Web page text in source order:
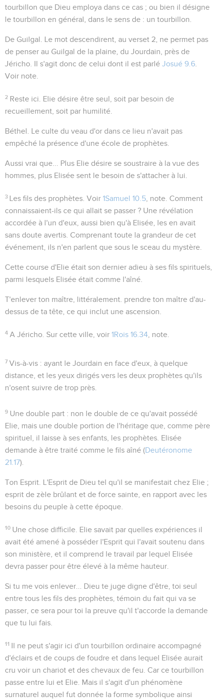
tourbillon que Dieu employa dans ce cas ; ou bien il désigne
le tourbillon en général, dans le sens de : un tourbillon.
De Guilgal . Le mot descendirent , au verset 2, ne permet pas
de penser au Guilgal de la plaine, du Jourdain, près de
Jéricho. Il s'agit donc de celui dont il est parlé Josué 9.6
Voir note.
2 Reste ici . Elie désire être seul, soit par besoin de
recueillement, soit par humilité.
Béthel . Le culte du veau d'or dans ce lieu n'avait pas
empêché la présence d'une école de prophètes.
Aussi vrai que...
Plus Elie désire se soustraire à la vue des
hommes, plus Elisée sent le besoin de s'attacher à lui.
3 Les fils des prophètes . Voir1Samuel 10.5 , note. Comment
connaissaient-ils ce qui allait se passer ? Une révélation
accordée à l'un d'eux, aussi bien qu'à Elisée, les en avait
sans doute avertis. Comprenant toute la grandeur de cet
événement, ils n'en parlent que sous le sceau du mystère.
Cette course d'Elie était son dernier adieu à ses fils spirituels,
parmi lesquels Elisée était comme l'aîné.
T'enlever ton maître , littéralement. prendre ton maître d'au-
dessus de ta tête , ce qui inclut une ascension.
4 A Jéricho . Sur cette ville, voir1Rois 16.34 , note.
7 Vis-à-vis : ayant le Jourdain en face d'eux, à quelque
distance, et les yeux dirigés vers les deux prophètes qu'ils
n'osent suivre de trop près.
9 Une double part : non le double de ce qu'avait possédé
Elie, mais une double portion de l'héritage que, comme père
spirituel, il laisse à ses enfants, les prophètes. Elisée
demande à être traité comme le fils aîné (Deutéronome
21.17).
Ton Esprit . L'Esprit de Dieu tel qu'il se manifestait chez Elie ;
esprit de zèle brûlant et de force sainte, en rapport avec les
besoins du peuple à cette époque.
10 Une chose difficile . Elie savait par quelles expériences il
avait été amené à posséder l'Esprit qui l'avait soutenu dans
son ministère, et il comprend le travail par lequel Elisée
devra passer pour être élevé à la même hauteur.
Si tu me vois enlever...
Dieu te juge digne d'être, toi seul
entre tous les fils des prophètes, témoin du fait qui va se
passer, ce sera pour toi la preuve qu'il t'accorde la demande
que tu lui fais.
11 Il ne peut s'agir ici d'un tourbillon ordinaire accompagné
d'éclairs et de coups de foudre et dans lequel Elisée aurait
cru voir un chariot et des chevaux de feu. Car ce tourbillon
passe entre lui et Elie. Mais il s'agit d'un phénomène
surnaturel auquel fut donnée la forme symbolique ainsi